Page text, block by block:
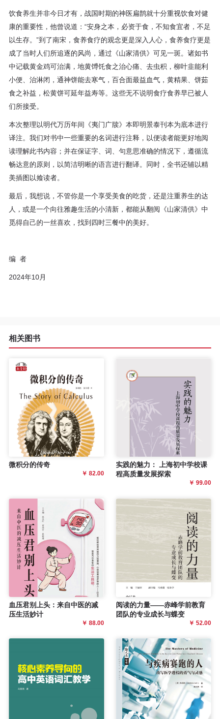
饮食养生并非今日才有，战国时期的神医扁鹊就十分重视饮食对健
康的重要性，他曾说道：“安身之本，必资于食，不知食宜者，不足
以生存。”到了南宋，食养食疗的观念更是深入人心，食养食疗更是
成了当时人们所追逐的风尚，通过《山家清供》可见一斑。诸如书
中记载黄金鸡可治满，地黄馎饦食之治心痛、去虫积，柳叶韭能利
小便、治淋闭，通神饼能去寒气，百合面最益血气，黄精果、饼茹
食之补益，松黄饼可延年益寿等。这些无不说明食疗食养早已被人
们所接受。
本次整理以明代万历年间《夷门广牍》本即明景泰刊本为底本进行
译注。我们对书中一些重要的名词进行注释，以便读者能更好地阅
读理解此书内容；并在保证字、词、句意思准确的情况下，遵循流
畅达意的原则，以简洁明晰的语言进行翻译。同时，全书还辅以精
美插图以飨读者。
最后，我想说，不管你是一个享受美食的吃货，还是注重养生的达
人，或是一个向往雅趣生活的小清新，都能从翻阅《山家清供》中
觅得自己的一丝喜欢，找到四时三餐中的美好。
编 者
2024年10月
相关图书
微积分的传奇
￥ 82.00
实践的魅力： 上海初中学校课
程高质量发展探索
￥ 99.00
血压君别上头：来自中医的减
压生活妙计
￥ 88.00
阅读的力量——赤峰学前教育
团队的专业成长与蝶变
￥ 52.00